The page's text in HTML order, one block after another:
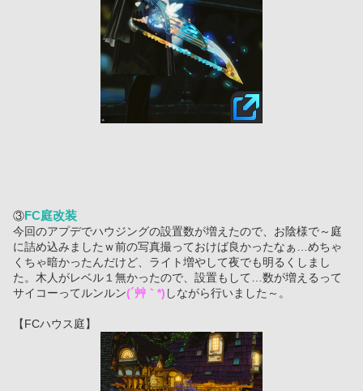
③FC庭改装
今回のアプデでハウジングの設置数が増えたので、お陰様で～庭
に詰め込みましたｗ前の写真撮っておけば良かったなぁ…めちゃ
くちゃ暗かったんだけど、ライト増やして夜でも明るくしまし
た。木人がレベル１無かったので、設置もして…数が増えるって
サイコーってルンルン(´艸｀*) しながら行いました～。
【FCハウス庭】